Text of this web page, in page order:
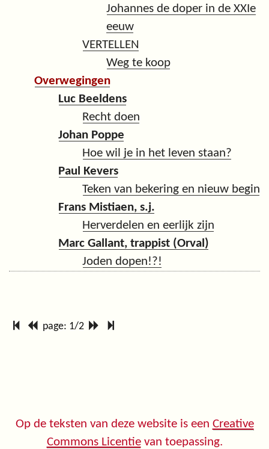
Johannes de doper in de XXIe
eeuw
VERTELLEN
Weg te koop
Overwegingen
Luc Beeldens
Recht doen
Johan Poppe
Hoe wil je in het leven staan?
Paul Kevers
Teken van bekering en nieuw begin
Frans Mistiaen, s.j.
Herverdelen en eerlijk zijn
Marc Gallant, trappist (Orval)
Joden dopen!?!
page: 1/2
Op de teksten van deze website is een Creative
Commons Licentievan toepassing.